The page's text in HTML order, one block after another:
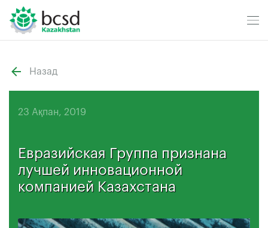
Назад
23 Ақпан, 2019
Евразийская Группа признана
лучшей инновационной
компанией Казахстана